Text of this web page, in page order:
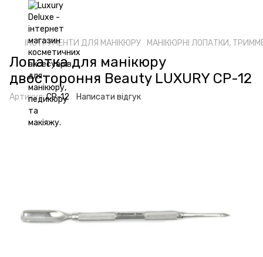
ІНСТРУМЕНТИ ДЛЯ МАНІКЮРУ МАНІКЮРНІ ЛОПАТКИ,
Лопатка для манікюру
двостороння Beauty LUXURY CP-12
Артикул:CP-12 Написати відгук